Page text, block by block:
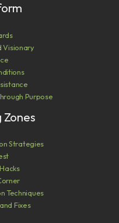
Visionary
Purpose
Zones
Strategies
Techniques
Fixes